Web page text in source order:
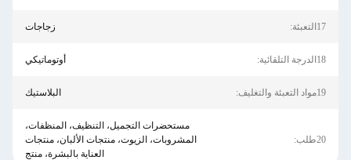
17التعبئة: زجاجات
18الدرجة التلقائية: أوتوماتيكي
19مواد التعبئة والتغليف: البلاستيك
20طلب:
مستحضرات التجميل، التنظيف، المنظفات،
المشروبات، الزيوت، منتجات الألبان، منتجات
العناية بالبشرة، منتج